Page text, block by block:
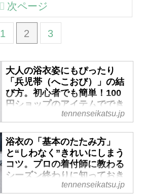
1 2 3
次ページ
大人の浴衣姿にもぴったり
「兵児帯（へこおび）」の結
び方。初心者でも簡単！100
円ショップのアイテムででき
る“帯アレンジ”も
兵児帯（へこおび）と聞くと「子
どもや男性が浴衣のときに使う
帯」をイメージする方もいるかも
しれませんが、現在はさまざまな
バリエーションの兵児帯があり、
大人の女性にも親しまれていま
tennenseikatsu.jp
浴衣の「基本のたたみ方」
と“しわなく”きれいにしまう
コツ。プロの着付師に教わる
シーズン終わりに知っておき
たい保管法／着付師・橘川麻
tennenseikatsu.jp